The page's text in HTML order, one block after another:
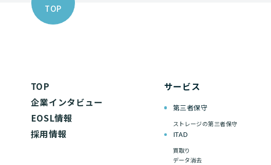
TOP
TOP
企業インタビュー
EOSL情報
採用情報
サービス
第三者保守
ストレージの第三者保守
ITAD
買取り
データ消去